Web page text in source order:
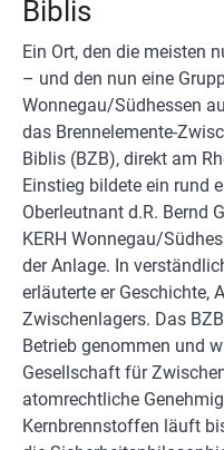
Biblis
Ein Ort, den die meisten
– und den nun eine
Wonnegau/Südhessen
das Brennelemente-
Biblis (BZB), direkt am
Einstieg bildete ein rund
Oberleutnant d.R. Bernd
KERH Wonnegau/
der Anlage. In
erläuterte er Geschichte,
Zwischenlagers. Das
Betrieb genommen und
Gesellschaft für
atomrechtliche
Kernbrennstoffen läuft